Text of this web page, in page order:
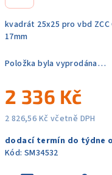
kvadrát 25x25 pro vbd ZCC
17mm
Položka byla vyprodána…
2 336 Kč
2 826,56 Kč včetně DPH
cena:
dodací termín do týdne
Kód: SM34532